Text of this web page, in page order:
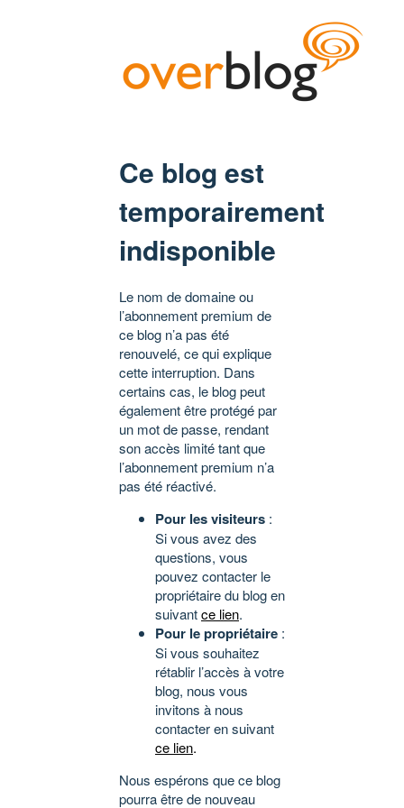
Ce blog est
temporairement
indisponible
Le nom de domaine ou
l’abonnement premium de
ce blog n’a pas été
renouvelé, ce qui explique
cette interruption. Dans
certains cas, le blog peut
également être protégé par
un mot de passe, rendant
son accès limité tant que
l’abonnement premium n’a
pas été réactivé.
Pour les visiteurs :
Si vous avez des
questions, vous
pouvez contacter le
propriétaire du blog en
suivantce lien.
Pour le propriétaire :
Si vous souhaitez
rétablir l’accès à votre
blog, nous vous
invitons à nous
contacter en suivant
ce lien.
Nous espérons que ce blog
pourra être de nouveau